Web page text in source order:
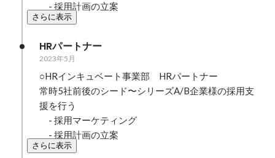
- 採用計画の立案
さらに表示
HRパートナー
2023年5月
○HRインキュベート事業部　HRパートナー
常時5社前後のシード〜シリーズA/B企業様の採用支
援を行う
- 採用マーケティング
- 採用計画の立案
さらに表示